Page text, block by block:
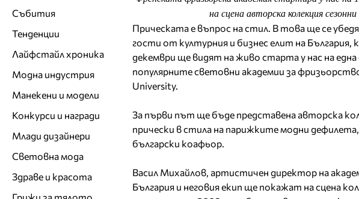
на сцена авторска колекция
Прическата е въпрос на стил. В това ще се
гости от културния и бизнес елит на България,
декември ще видят на живо старта у нас на
популярните световни академии за
University.
За първи път ще бъде представена авторска
прически в стила на парижките модни
български коафьор.
Васил Михайлов, артистичен директор на
България и неговия екип ще покажат на сцена
Събития
Тенденции
Лайфстайл хроника
Модна индустрия
Манекени и модели
Конкурси и награди
Млади дизайнери
Световна мода
Здраве и красота